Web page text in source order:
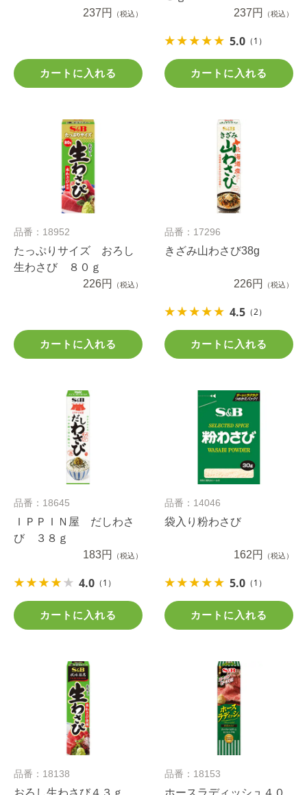
237円 （税込）
カートに入れる
237円
（税込）
5.0 （1）
カートに入れる
品番：18952
たっぷりサイズ おろし
生わさび ８０ｇ
226円
（税込）
カートに入れる
品番：17296
きざみ山わさび38g
226円 （税込）
4.5 （2）
カートに入れる
品番：18645
ＩＰＰＩＮ屋 だしわさ
び ３８ｇ
183円
（税込）
4.0 （1）
カートに入れる
品番：14046
袋入り粉わさび
162円 （税込）
5.0 （1）
カートに入れる
品番：18138
おろし生わさび４３ｇ
品番：18153
ホースラディッシュ４０